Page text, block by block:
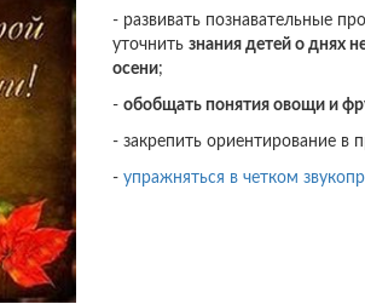
- развивать познавательные
уточнить знания детей о днях
осени;
- обобщать понятия овощи и
- закрепить ориентирование в
- упражняться в четком